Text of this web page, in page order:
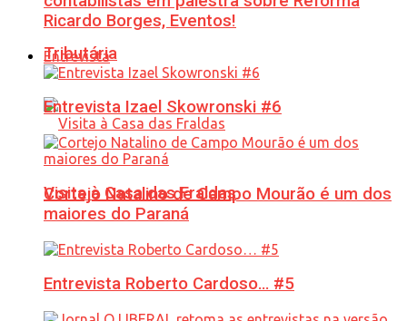
Tributária
Visita à Casa das Fraldas
Ricardo Borges, Eventos!
Entrevista
Entrevista Izael Skowronski #6
Cortejo Natalino de Campo Mourão é um dos
maiores do Paraná
Entrevista Roberto Cardoso… #5